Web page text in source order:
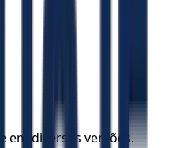
em diversas versões.